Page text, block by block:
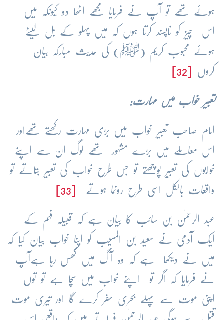
ہوئے تھے تو آپ نے فرمایا مجھے اٹھا دو کیونکہ میں
اس چیز کو ناپسند کرتا ہوں کہ میں پہلو کے بل لیٹے
ہوئے محبوب کریم (ﷺ) کی حدیث مبارکہ بیان
کروں-
تعبیر خواب میں مہارت:
امام صاحب تعبیر خواب میں بڑی مہارت رکھتے تھےاور
اس معاملے میں بڑے مشہور تھے لوگ ان سے اپنے
خوابوں کی تعبیر پوچھتے تو جس طرح خواب کی تعبیر بتاتے تو
واقعات بالکل اسی طرح رونما ہوتے -
عبد الرحمٰن بن سائب کا بیان ہے کہ قبیلہ فہم کے
ایک آدمی نے سعید بن المسیب کو اپنا خواب بیان کیا کہ
میں نے دیکھا ہے کہ وہ آگ میں گھس رہا ہےآپ
نے فرمایا کہ اگر تو اپنے خواب میں سچا ہے تو توں
اپنی موت سے پہلے بحری سفر کرے گا اور تیری موت